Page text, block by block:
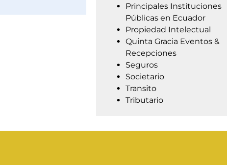
Principales Instituciones
Públicas en Ecuador
Propiedad Intelectual
Quinta Gracia Eventos &
Recepciones
Seguros
Societario
Transito
Tributario